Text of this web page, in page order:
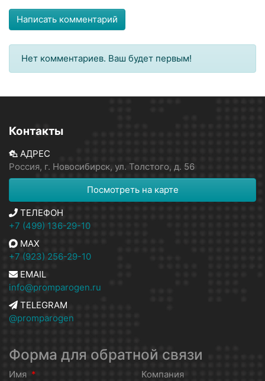
Написать комментарий
Нет комментариев. Ваш будет первым!
Контакты
АДРЕС
Россия, г. Новосибирск, ул. Толстого, д. 56
Посмотреть на карте
ТЕЛЕФОН
+7 (499) 136-29-10
MAX
+7 (923) 256-29-10
EMAIL
info@promparogen.ru
TELEGRAM
@promparogen
Форма для обратной связи
Имя * Компания